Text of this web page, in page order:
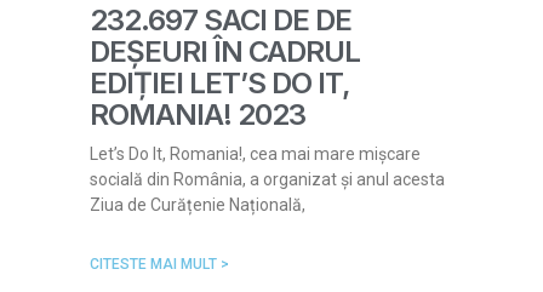
232.697 SACI DE DE
DEȘEURI ÎN CADRUL
EDIȚIEI LET’S DO IT,
ROMANIA! 2023
Let’s Do It, Romania!, cea mai mare mișcare
socială din România, a organizat și anul acesta
Ziua de Curățenie Națională,
CITESTE MAI MULT >